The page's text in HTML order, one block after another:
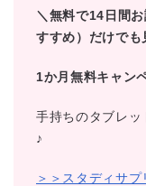
＼無料で14日間お
すすめ）だけでも
1か月無料キャン
手持ちのタブレッ
♪
＞＞スタディサ